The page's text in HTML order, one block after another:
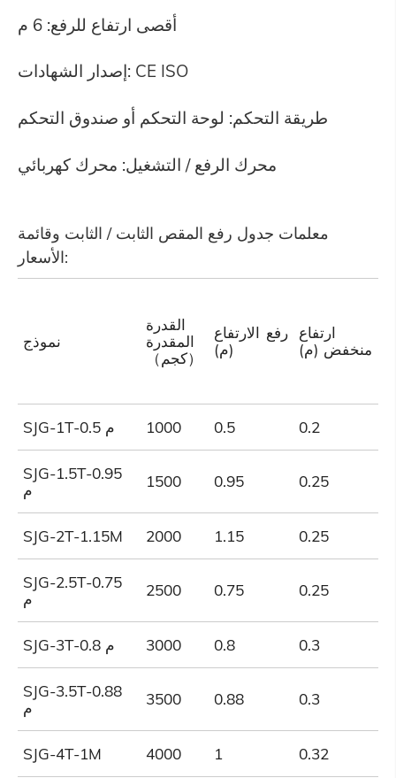
أقصى ارتفاع للرفع: 6 م
إصدار الشهادات: CE ISO
طريقة التحكم: لوحة التحكم أو صندوق التحكم
محرك الرفع / التشغيل: محرك كهربائي
معلمات جدول رفع المقص الثابت / الثابت وقائمة
الأسعار:
نموذج
القدرة
المقدرة
（كجم）
رفع الارتفاع
(م)
ارتفاع
منخفض (م)
SJG-1T-0.5 م 1000 0.5 0.2
SJG-1.5T-0.95
م
1500 0.95 0.25
SJG-2T-1.15M 2000 1.15 0.25
SJG-2.5T-0.75
م
2500 0.75 0.25
SJG-3T-0.8 م 3000 0.8 0.3
SJG-3.5T-0.88
م
3500 0.88 0.3
SJG-4T-1M 4000 1 0.32